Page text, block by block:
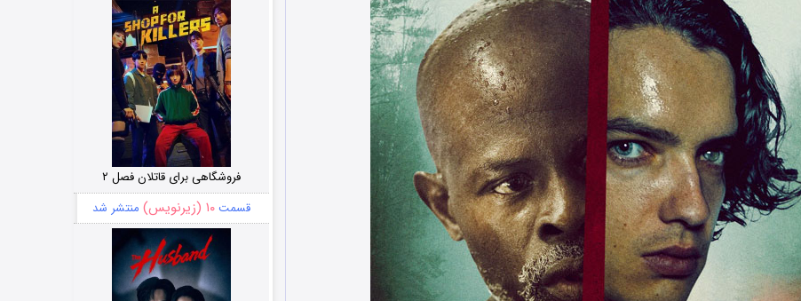
فروشگاهی برای قاتلان فصل ۲
قسمت۱۰ (زیرنویس) منتشر شد